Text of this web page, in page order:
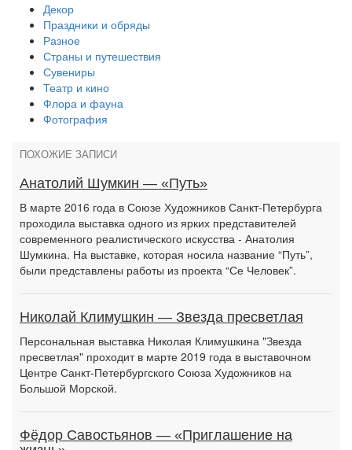
Декор
Праздники и обряды
Разное
Страны и путешествия
Сувениры
Театр и кино
Флора и фауна
Фотография
ПОХОЖИЕ ЗАПИСИ
Анатолий Шумкин — «Путь»
В марте 2016 года в Союзе Художников Санкт-Петербурга
проходила выставка одного из ярких представителей
современного реалистического искусства - Анатолия
Шумкина. На выставке, которая носила название “Путь”,
были представлены работы из проекта “Се Человек”.
Николай Климушкин — Звезда пресветлая
Персональная выставка Николая Климушкина "Звезда
пресветлая" проходит в марте 2019 года в выставочном
Центре Санкт-Петербургского Союза Художников на
Большой Морской.
Фёдор Савостьянов — «Приглашение на